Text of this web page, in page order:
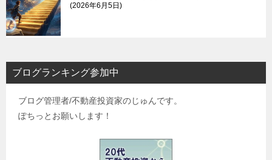
2026年6月5日
ブログランキング参加中
ブログ管理者/不動産投資家のじゅんです。
ぽちっとお願いします！